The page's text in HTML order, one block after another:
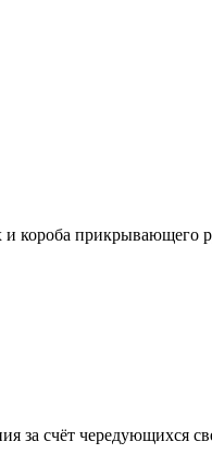
короба прикрывающего
за счёт чередующихся